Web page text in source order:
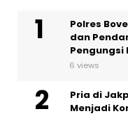
Polres
dan
Pengungsi
6 views
Pria di
Menjadi